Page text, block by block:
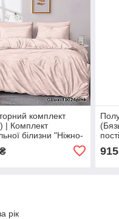
комплект
| Комплект
білизни "Ніжно-
150х220 см
915
рік